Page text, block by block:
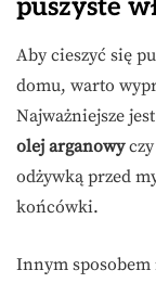
puszyste
Aby cieszyć się
domu, warto
Najważniejsze jest
olej arganowyczy
odżywką przed
końcówki.
Innym sposobem